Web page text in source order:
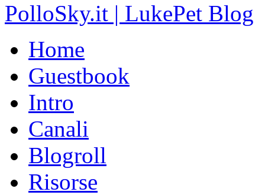
PolloSky.it | LukePet Blog
Home
Guestbook
Intro
Canali
Blogroll
Risorse